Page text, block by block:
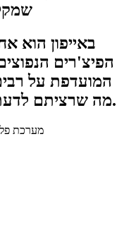
הפיצ'רים
המועדפת על
מה שרציתם לדעת על הפיצ'ר החדש בכתבה.
מערכת פלאפון | 16/12/19 |